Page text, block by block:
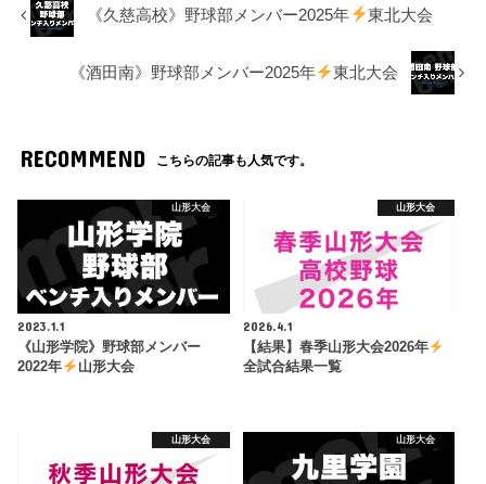
《久慈高校》野球部メンバー2025年 東北大会
《酒田南》野球部メンバー2025年 東北大会
RECOMMEND こちらの記事も人気です。
山形大会
2023.1.1
《山形学院》野球部メンバー
2022年
山形大会
山形大会
2026.4.1
【結果】春季山形大会2026年
全試合結果一覧
山形大会 山形大会